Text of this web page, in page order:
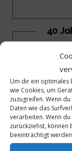
Um dir ein optimales
wie Cookies, um
zuzugreifen. Wenn
Daten wie das
verarbeiten. Wenn
zurückziehst, können
beeinträchtigt
40